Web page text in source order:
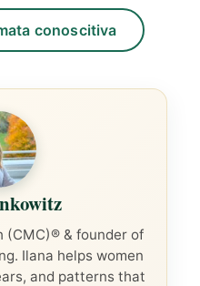
conoscitiva
(CMC)® & founder of
Ilana helps women
and patterns that